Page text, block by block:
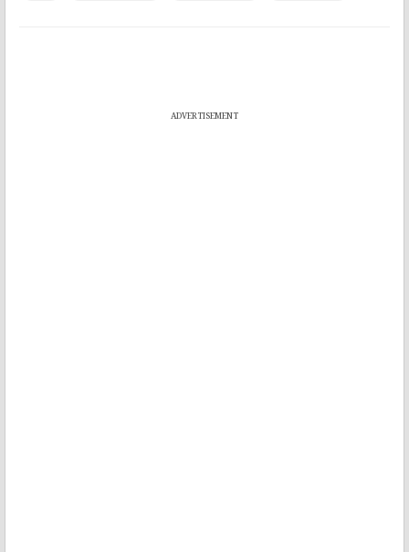
ADVERTISEMENT